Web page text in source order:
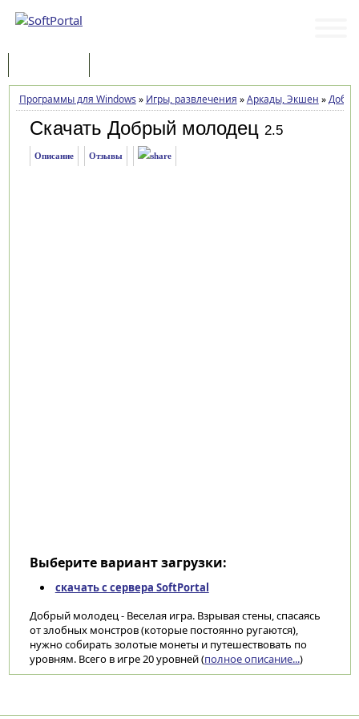
Программы для Windows » Игры, развлечения »Аркады, Экшен »
Скачать Добрый молодец 2.5
Описание Отзывы
Выберите вариант загрузки:
скачать с сервера SoftPortal
Добрый молодец - Веселая игра. Взрывая стены, спасаясь
от злобных монстров (которые постоянно ругаются),
нужно собирать золотые монеты и путешествовать по
уровням. Всего в игре 20 уровней (полное описание...)